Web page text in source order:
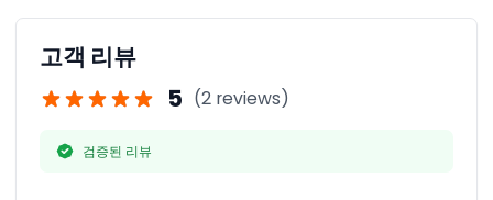
고객 리뷰
5 (2 reviews)
검증된 리뷰